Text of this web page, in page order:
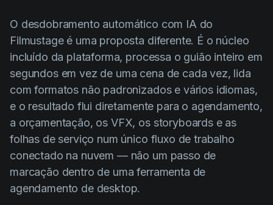
O desdobramento automático com IA do
Filmustage é uma proposta diferente. É o núcleo
incluído da plataforma, processa o guião inteiro em
segundos em vez de uma cena de cada vez, lida
com formatos não padronizados e vários idiomas,
e o resultado flui diretamente para o agendamento,
a orçamentação, os VFX, os storyboards e as
folhas de serviço num único fluxo de trabalho
conectado na nuvem — não um passo de
marcação dentro de uma ferramenta de
agendamento de desktop.